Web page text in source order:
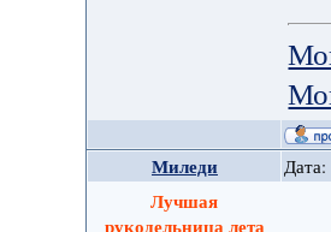
Миледи
Лучшая